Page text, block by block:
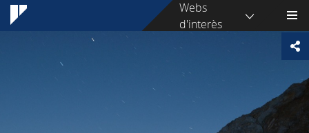
Webs
d'interès